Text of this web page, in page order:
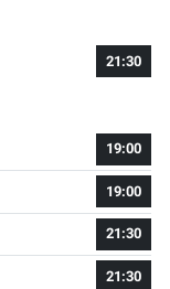
21:30
19:00
19:00
21:30
21:30